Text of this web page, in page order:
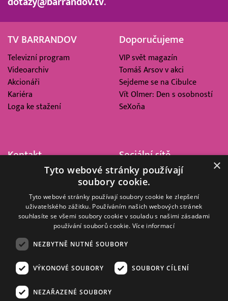
TV BARRANDOV
Televizní program
Videoarchiv
Akcionáři
Kariéra
Loga ke stažení
Doporučujeme
VIP svět magazín
Tomáš Arsov v akci
Sejdeme se na Cibulce
Vít Olmer: Den s osobností
SeXoňa
Kontakt
Barrandov Televizní Studio,
Kříženeckého nám. 322
152 00 Praha 5
IČ 416 93 311
Sociální sítě
© 2008–2026 EMPRESA MEDIA, a.s. Všechna práva vyhrazena.
Zásady ochrany osobních a dalších zpracovávaných údajů
×
Tyto webové stránky používají
soubory cookie.
Tyto webové stránky používají soubory cookie ke zlepšení
uživatelského zážitku. Používáním našich webových stránek
souhlasíte se všemi soubory cookie v souladu s našimi zásadami
používání souborů cookie. Více informací
NEZBYTNĚ NUTNÉ SOUBORY
VÝKONOVÉ SOUBORY SOUBORY CÍLENÍ
NEZAŘAZENÉ SOUBORY